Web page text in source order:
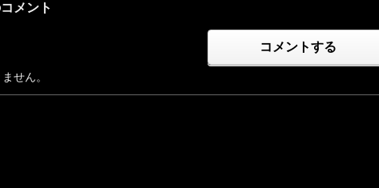
メント
コメントする
せん。